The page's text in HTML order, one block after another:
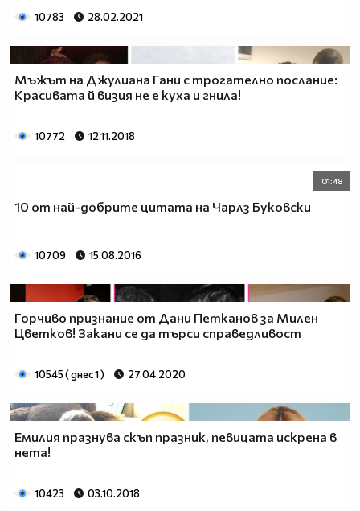
10783 28.02.2021
Мъжът на Джулиана Гани с трогателно послание:
Красивата й визия не е куха и гнила!
10772 12.11.2018
01:48
10 от най-добрите цитата на Чарлз Буковски
10709 15.08.2016
Горчиво признание от Дани Петканов за Милен
Цветков! Закани се да търси справедливост
10545 ( днес 1 ) 27.04.2020
Емилия празнува скъп празник, певицата искрена в
нета!
10423 03.10.2018